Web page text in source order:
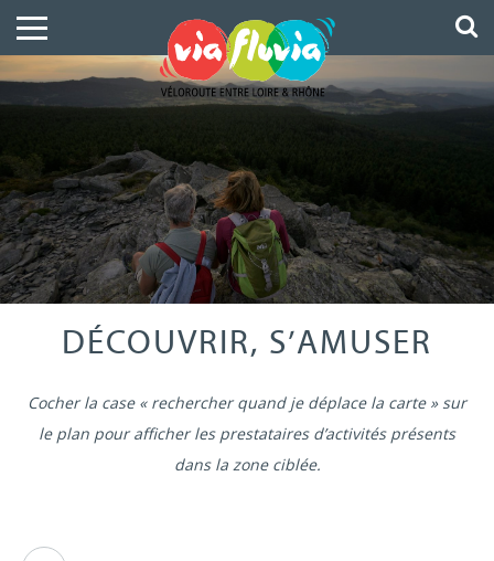
DÉCOUVRIR, S’AMUSER
Cocher la case « rechercher quand je déplace la carte » sur
le plan pour afficher les prestataires d’activités présents
dans la zone ciblée.